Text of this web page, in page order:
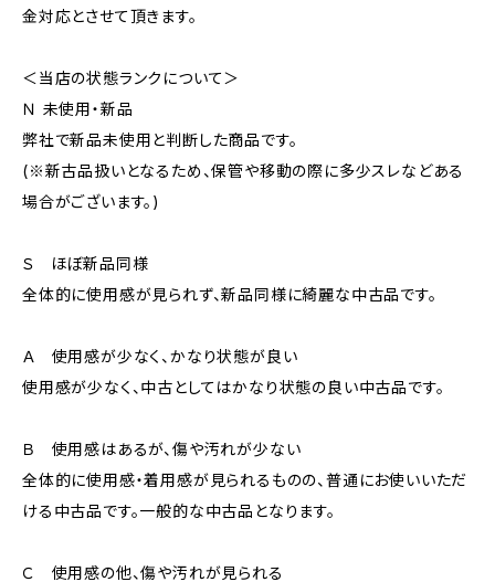
金対応とさせて頂きます。
＜当店の状態ランクについて＞
Ｎ 未使用・新品
弊社で新品未使用と判断した商品です。
(※新古品扱いとなるため、保管や移動の際に多少スレなどある
場合がございます。)
Ｓ ほぼ新品同様
全体的に使用感が見られず、新品同様に綺麗な中古品です。
Ａ 使用感が少なく、かなり状態が良い
使用感が少なく、中古としてはかなり状態の良い中古品です。
Ｂ 使用感はあるが、傷や汚れが少ない
全体的に使用感・着用感が見られるものの、普通にお使いいただ
ける中古品です。一般的な中古品となります。
Ｃ 使用感の他、傷や汚れが見られる